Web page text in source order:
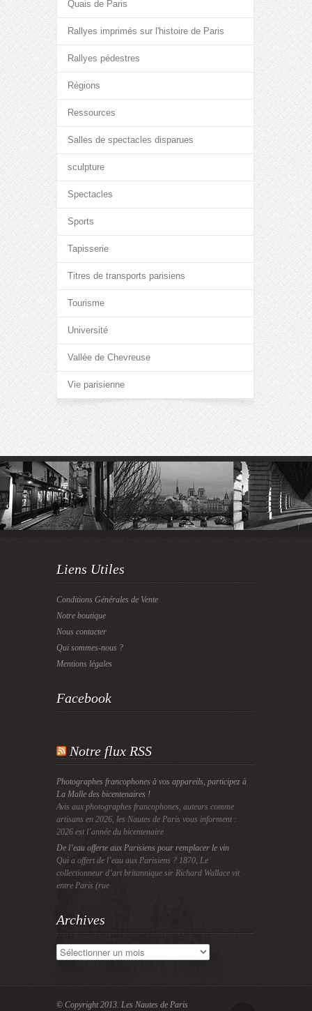
Quais de Paris
Rallyes imprimés sur l'histoire de Paris
Rallyes pédestres
Régions
Ressources
Salles de spectacles disparues
sculpture
Spectacles
Sports
Tapisserie
Titres de transports parisiens
Tourisme
Université
Vallée de Chevreuse
Vie parisienne
Liens Utiles
Conditions Générales de Vente
Notre boutique
Nous contacter
Qui sommes-nous ?
Mentions légales
Facebook
Notre flux RSS
Photographes francophones à vos appareils, participez à
La Malle des bicentenaires !
Avis aux photographes francophones, auteurs comme
artisans en 2026, les Nautes de Paris vous informent :
2026 est l’année du bicentenaire
De l’eau offerte aux Parisiens pour remplacer le vin
Qui a offert de l’eau aux Parisiens ? 1870, Le
collectionneur d’art britannique sir Richard Wallace vit
entre Paris (rue
Archives
Archives
© Copyright 2013. Les Nautes de Paris